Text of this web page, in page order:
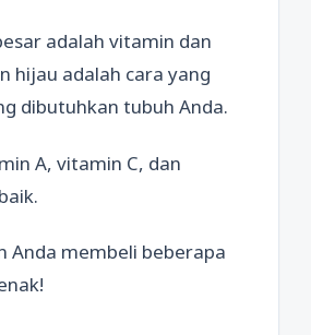
adalah vitamin dan
hijau adalah cara yang
dibutuhkan tubuh Anda.
A, vitamin C, dan
Anda membeli beberapa